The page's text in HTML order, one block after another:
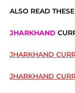
ALSO READ
JHARKHAND
JHARKHAND
JHARKHAND